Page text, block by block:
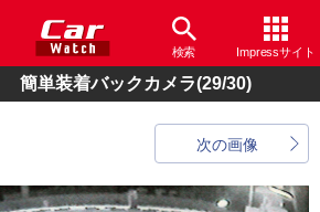
検索 Impressサイト
簡単装着バックカメラ(29/30)
次の画像